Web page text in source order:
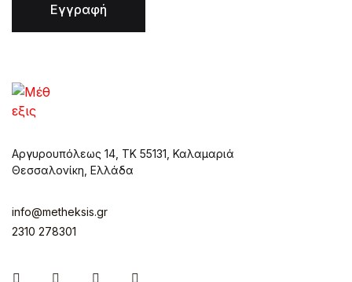
Εγγραφή
Αργυρουπόλεως 14, ΤΚ 55131, Καλαμαριά
Θεσσαλονίκη, Ελλάδα
info@metheksis.gr
2310 278301
InstagramFacebookTwitter